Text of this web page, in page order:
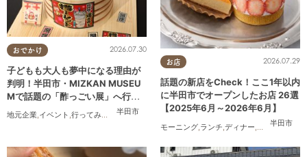
おでかけ
半田市
2026.07.30
子どもも大人も夢中になる理由が
判明！半田市・MIZKAN MUSEU
Mで話題の「酢っごい展」へ行っ
てみた｜7/25(土)～8/30(日)／ち
たまる広告
地元企業,イベント ,行ってみたレポ ,ちたまる広告 親子 家族 ,友人
お店
半田市
2026.07.29
話題の新店をCheck！ここ1年以内
に半田市でオープンしたお店 26選
【2025年6月～2026年6月】
モーニング ランチ ディナー アルコール